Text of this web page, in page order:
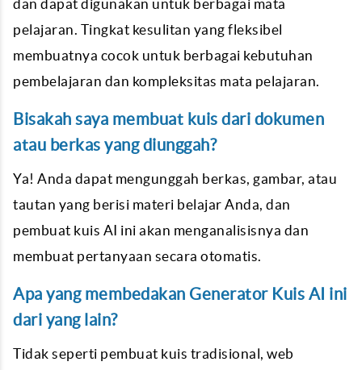
dan dapat digunakan untuk berbagai mata
pelajaran. Tingkat kesulitan yang fleksibel
membuatnya cocok untuk berbagai kebutuhan
pembelajaran dan kompleksitas mata pelajaran.
Bisakah saya membuat kuis dari dokumen
atau berkas yang diunggah?
Ya! Anda dapat mengunggah berkas, gambar, atau
tautan yang berisi materi belajar Anda, dan
pembuat kuis AI ini akan menganalisisnya dan
membuat pertanyaan secara otomatis.
Apa yang membedakan Generator Kuis AI ini
dari yang lain?
Tidak seperti pembuat kuis tradisional, web